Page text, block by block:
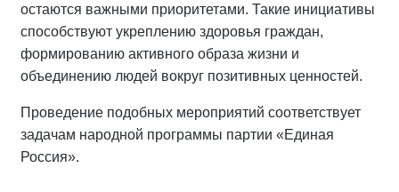
остаются важными приоритетами. Такие инициативы
способствуют укреплению здоровья граждан,
формированию активного образа жизни и
объединению людей вокруг позитивных ценностей.
Проведение подобных мероприятий соответствует
задачам народной программы партии «Единая
Россия».